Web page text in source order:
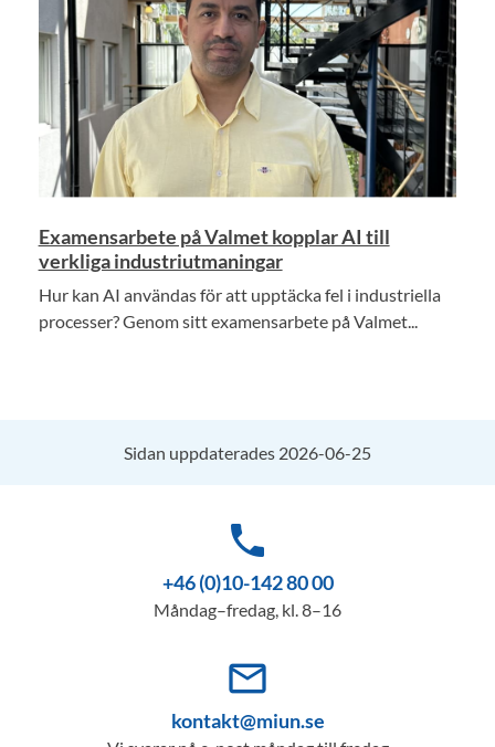
Examensarbete på Valmet kopplar AI till
verkliga industriutmaningar
Hur kan AI användas för att upptäcka fel i industriella
processer? Genom sitt examensarbete på Valmet...
Sidan uppdaterades 2026-06-25
phone
+46 (0)10-142 80 00
Måndag–fredag, kl. 8–16
mail_outline
kontakt@miun.se